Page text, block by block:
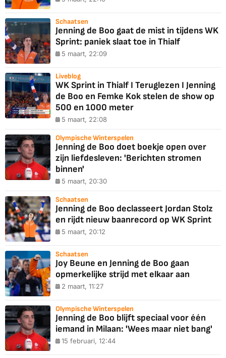
Schaatsen
Jenning de Boo gaat de mist in tijdens WK
Sprint: paniek slaat toe in Thialf
5 maart, 22:09
Liveblog
WK Sprint in Thialf I Teruglezen I Jenning
de Boo en Femke Kok stelen de show op
500 en 1000 meter
5 maart, 22:08
Olympische Winterspelen
Jenning de Boo doet boekje open over
zijn liefdesleven: 'Berichten stromen
binnen'
5 maart, 20:30
Schaatsen
Jenning de Boo declasseert Jordan Stolz
en rijdt nieuw baanrecord op WK Sprint
5 maart, 20:12
Schaatsen
Joy Beune en Jenning de Boo gaan
opmerkelijke strijd met elkaar aan
2 maart, 11:27
Olympische Winterspelen
Jenning de Boo blijft speciaal voor één
iemand in Milaan: 'Wees maar niet bang'
15 februari, 12:44